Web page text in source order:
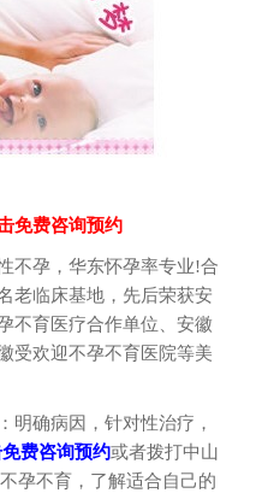
免费咨询预约
不孕，华东怀孕率专业!合
老临床基地，先后荣获安
不育医疗合作单位、安徽
受欢迎不孕不育医院等美
明确病因，针对性治疗，
费咨询预约或者拨打中山
孕不育，了解适合自己的